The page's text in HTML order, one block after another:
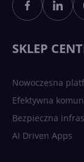
SKLEP
Nowoczesna
Efektywna
Bezpieczna
AI Driven Apps